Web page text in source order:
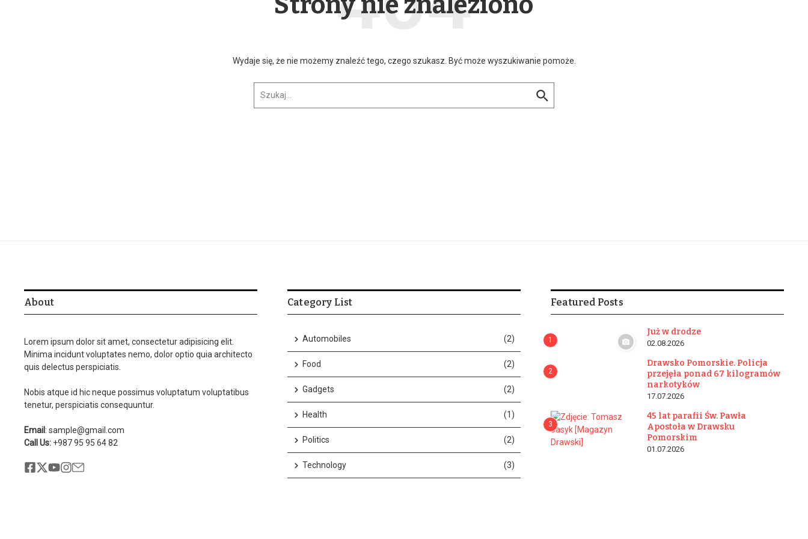
Wydaje się, że nie możemy znaleźć tego, czego szukasz. Być może wyszukiwanie pomoże.
About
Lorem ipsum dolor sit amet, consectetur adipisicing elit.
Minima incidunt voluptates nemo, dolor optio quia architecto
quis delectus perspiciatis.
Nobis atque id hic neque possimus voluptatum voluptatibus
tenetur, perspiciatis consequuntur.
Email : sample@gmail.com
Call Us: +987 95 95 64 82
Category List
Automobiles (2)
Food (2)
Gadgets (2)
Health (1)
Politics (2)
Technology (3)
Featured Posts
1
Już w drodze
02.08.2026
2
Drawsko Pomorskie. Policja
przejęła ponad 67 kilogramów
narkotyków
17.07.2026
3
45 lat parafii Św. Pawła
Apostoła w Drawsku
Pomorskim
01.07.2026